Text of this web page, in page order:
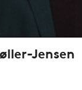
Jensen